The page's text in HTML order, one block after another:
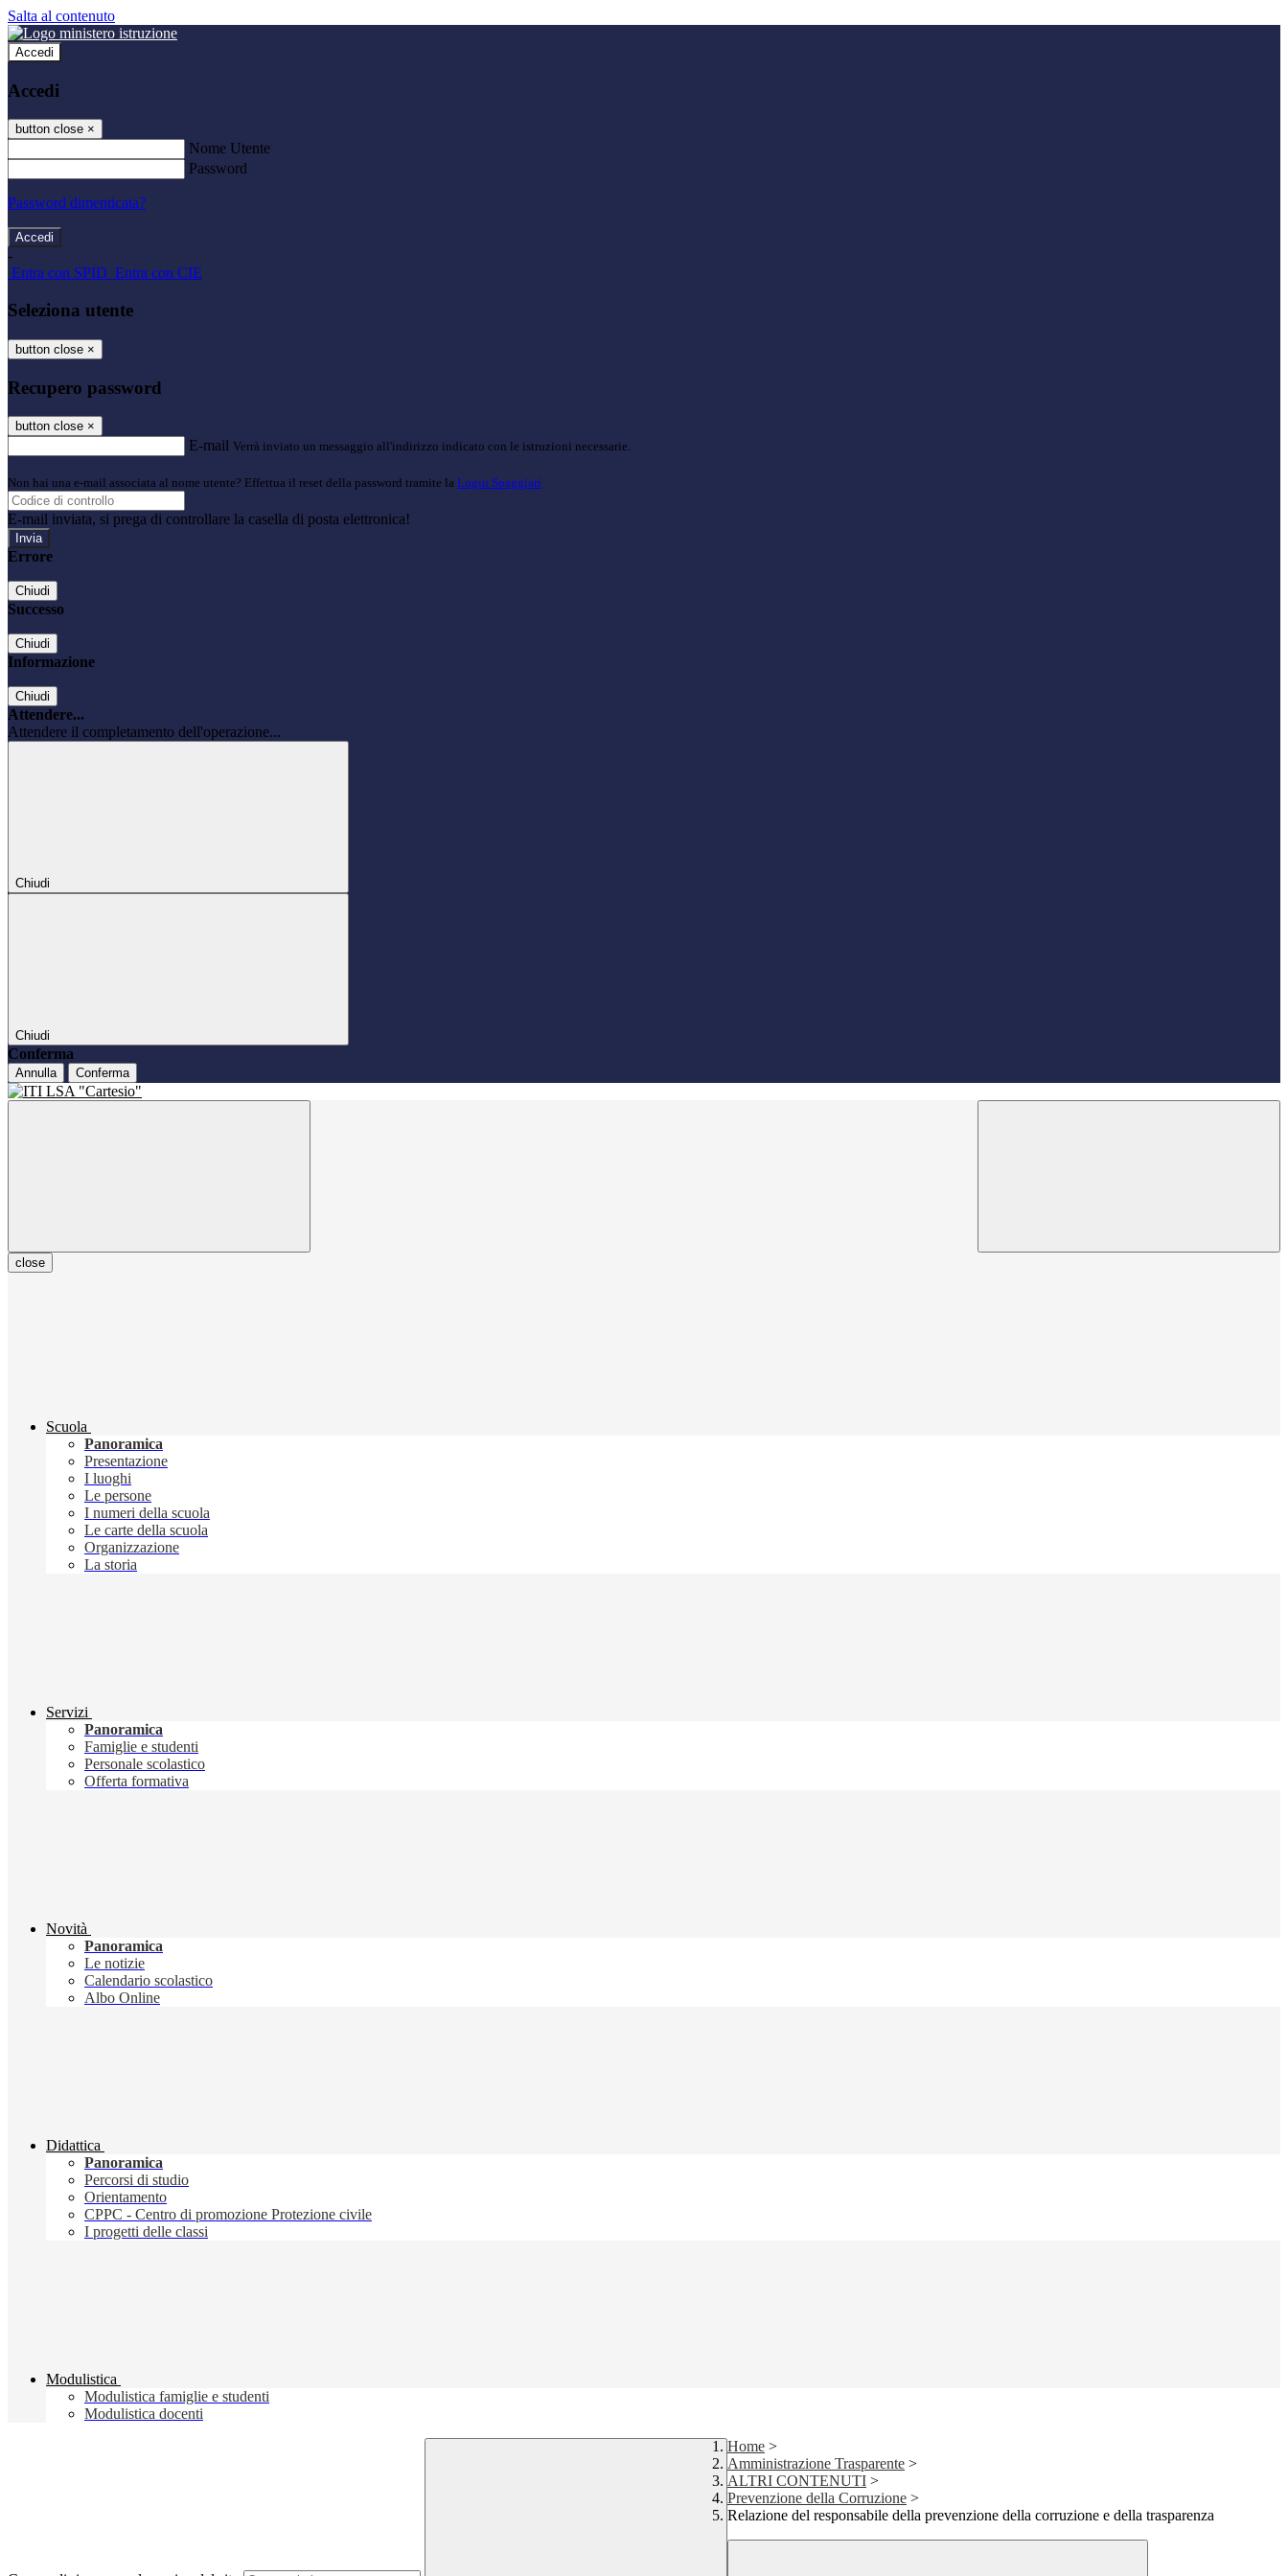
Salta al contenuto
Accedi
Accedi
button close ×
Nome Utente
Password
Password dimenticata?
-
Entra con SPID Entra con CIE
Seleziona utente
button close ×
Recupero password
button close ×
E-mail Verrà inviato un messaggio all'indirizzo indicato con le istruzioni necessarie.
Non hai una e-mail associata al nome utente? Effettua il reset della password tramite la Login Spaggiari
E-mail inviata, si prega di controllare la casella di posta elettronica!
Errore
Chiudi
Successo
Chiudi
Informazione
Chiudi
Attendere...
Attendere il completamento dell'operazione...
Chiudi
Chiudi
Conferma
Annulla Conferma
close
Scuola
Panoramica
Presentazione
I luoghi
Le persone
I numeri della scuola
Le carte della scuola
Organizzazione
La storia
Servizi
Panoramica
Famiglie e studenti
Personale scolastico
Offerta formativa
Novità
Panoramica
Le notizie
Calendario scolastico
Albo Online
Didattica
Panoramica
Percorsi di studio
Orientamento
CPPC - Centro di promozione Protezione civile
I progetti delle classi
Modulistica
Modulistica famiglie e studenti
Modulistica docenti
Home >
Amministrazione Trasparente >
ALTRI CONTENUTI >
Prevenzione della Corruzione >
Relazione del responsabile della prevenzione della corruzione e della trasparenza